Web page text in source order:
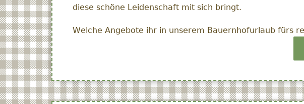
diese schöne Leidenschaft mit sich bringt.
Welche Angebote ihr in unserem Bauernhofurlaub fürs